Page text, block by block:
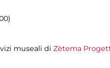
museali di Zètema